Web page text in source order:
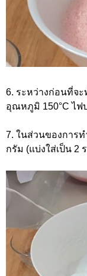
6. ระหว่างก่อนที่จะ
อุณหภูมิ 150°C ไฟ
7. ในส่วนของการท
กรัม (แบ่งใส่เป็น 2